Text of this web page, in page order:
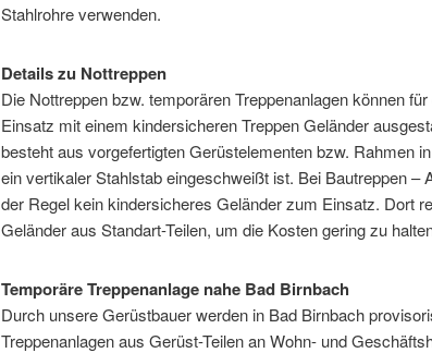
Stahlrohre verwenden.
Details zu Nottreppen
Die Nottreppen bzw. temporären Treppenanlagen können
Einsatz mit einem kindersicheren Treppen Geländer
besteht aus vorgefertigten Gerüstelementen bzw. Rahmen
ein vertikaler Stahlstab eingeschweißt ist. Bei Bautreppen –
der Regel kein kindersicheres Geländer zum Einsatz. Dort
Geländer aus Standart-Teilen, um die Kosten gering zu
Temporäre Treppenanlage nahe Bad Birnbach
Durch unsere Gerüstbauer werden in Bad Birnbach
Treppenanlagen aus Gerüst-Teilen an Wohn- und